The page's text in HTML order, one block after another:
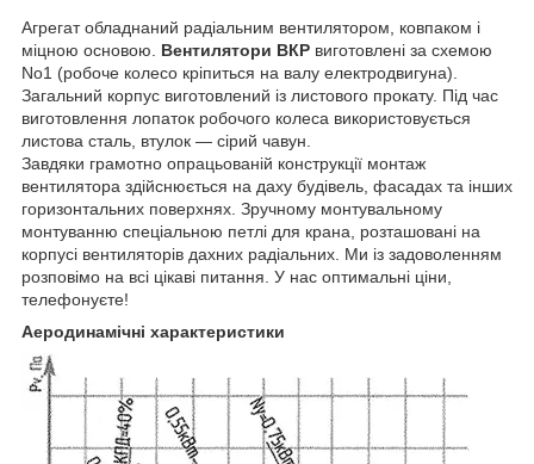
Агрегат обладнаний радіальним вентилятором, ковпаком і
міцною основою. Вентилятори ВКР виготовлені за схемою
No1 (робоче колесо кріпиться на валу електродвигуна).
Загальний корпус виготовлений із листового прокату. Під час
виготовлення лопаток робочого колеса використовується
листова сталь, втулок — сірий чавун.
Завдяки грамотно опрацьованій конструкції монтаж
вентилятора здійснюється на даху будівель, фасадах та інших
горизонтальних поверхнях. Зручному монтувальному
монтуванню спеціальною петлі для крана, розташовані на
корпусі вентиляторів дахних радіальних. Ми із задоволенням
розповімо на всі цікаві питання. У нас оптимальні ціни,
телефонуєте!
Аеродинамічні характеристики